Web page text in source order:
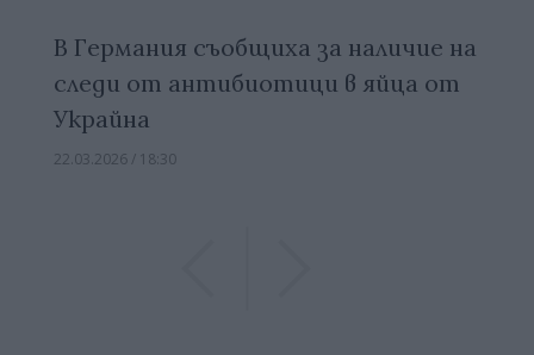
В Германия съобщиха за наличие на
следи от антибиотици в яйца от
Украйна
22.03.2026 / 18:30